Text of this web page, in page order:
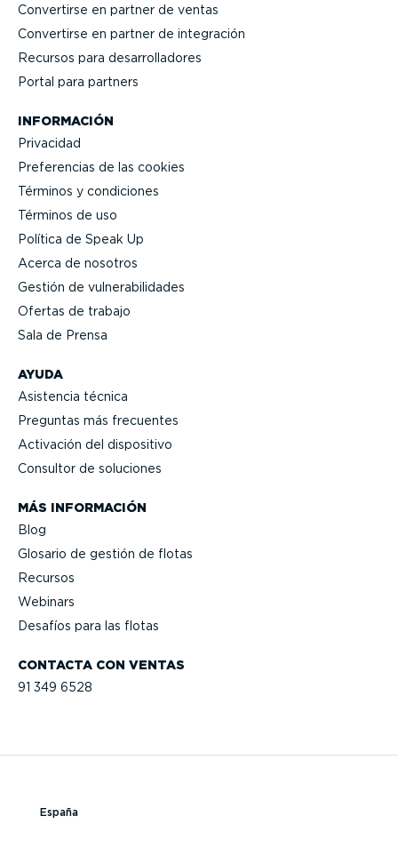
CONTACTA CON VENTAS
91 349 6528
AYUDA
Asistencia técnica
Preguntas más frecuentes
Activación del dispositivo
Consultor de soluciones
MÁS INFORMACIÓN
Blog
Glosario de gestión de flotas
Recursos
Webinars
Desafíos para las flotas
Convertirse en partner de ventas
Convertirse en partner de integración
Recursos para desarro­lla­dores
Portal para partners
INFORMACIÓN
Privacidad
Prefe­rencias de las cookies
Términos y condiciones
Términos de uso
Política de Speak Up
Acerca de nosotros
Gestión de vulne­ra­bi­li­dades
Ofertas de trabajo
Sala de Prensa
España